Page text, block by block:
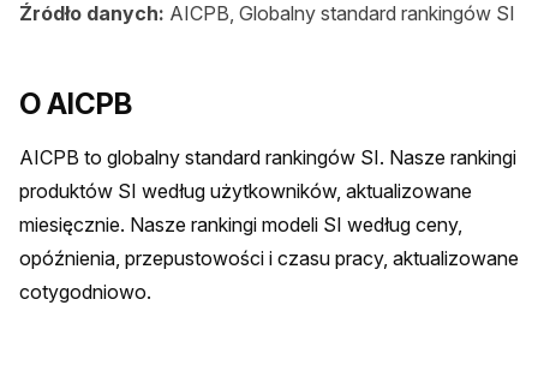
Źródło danych: AICPB, Globalny standard rankingów SI
O AICPB
AICPB to globalny standard rankingów SI. Nasze rankingi
produktów SI według użytkowników, aktualizowane
miesięcznie. Nasze rankingi modeli SI według ceny,
opóźnienia, przepustowości i czasu pracy, aktualizowane
cotygodniowo.